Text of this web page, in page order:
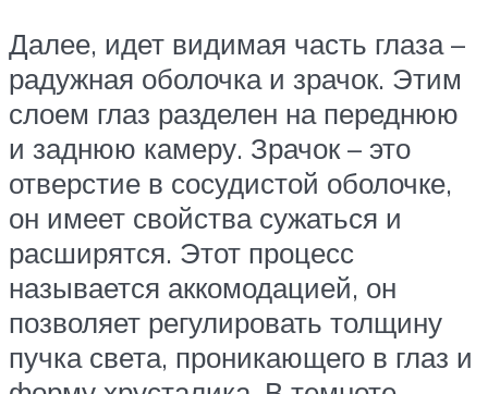
Далее, идет видимая часть глаза –
радужная оболочка и зрачок. Этим
слоем глаз разделен на переднюю
и заднюю камеру. Зрачок – это
отверстие в сосудистой оболочке,
он имеет свойства сужаться и
расширятся. Этот процесс
называется аккомодацией, он
позволяет регулировать толщину
пучка света, проникающего в глаз и